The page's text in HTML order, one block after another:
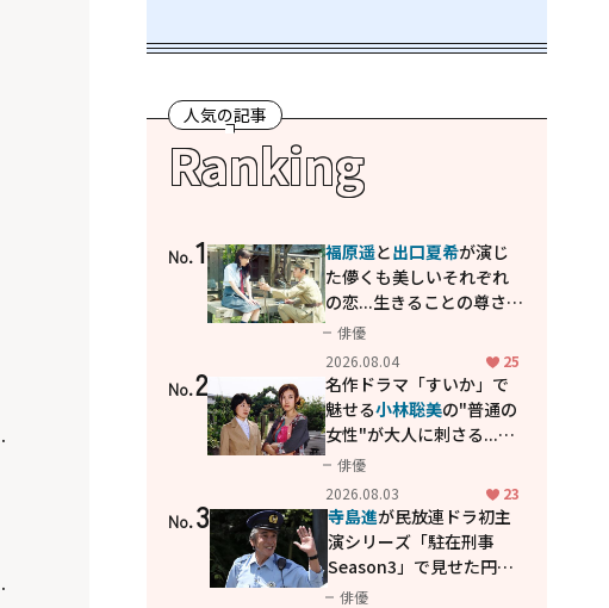
人気の記事
Ranking
No.1 福原遥と出口夏希が演じ
た儚くも美しいそれぞれ
の恋...生きることの尊さを
教えてくれた映画「あの
花が咲く丘で、君とまた出
会えたら。」
俳優
2026.08.04
25
No.2
名作ドラマ「すいか」で
魅せる小林聡美の"普通の
女性"が大人に刺さる...映
画「かもめ食堂」にも通
じる静かな芝居
俳優
2026.08.03
23
No.3 寺島進が民放連ドラ初主
演シリーズ「駐在刑事
Season3」で見せた円熟
の演技
俳優